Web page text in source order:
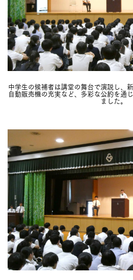
中学生の候補者は講堂の舞台で演説し、
自動販売機の充実など、多彩な公約を通
ました。